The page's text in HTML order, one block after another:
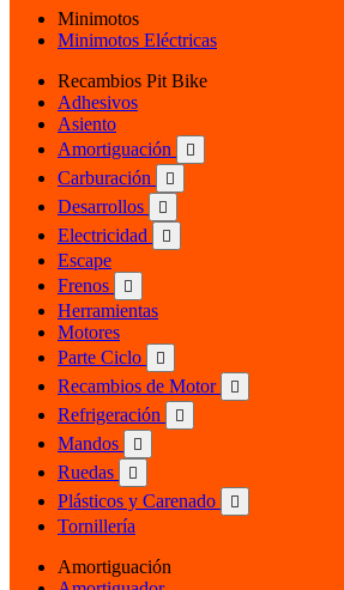
Minimotos
Minimotos Eléctricas
Recambios Pit Bike
Adhesivos
Asiento
Amortiguación

Carburación 
Desarrollos 
Electricidad 
Escape
Frenos

Herramientas
Motores
Parte Ciclo

Recambios de Motor 
Refrigeración 
Mandos 
Ruedas 
Plásticos y Carenado 
Tornillería
Amortiguación